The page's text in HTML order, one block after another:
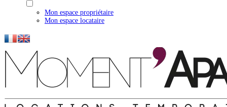
Mon espace propriétaire
Mon espace locataire